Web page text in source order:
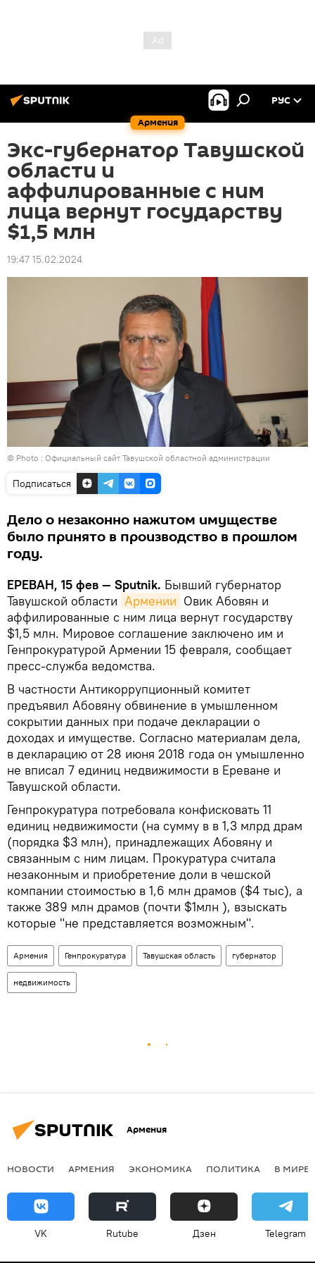
Армения
РУС
Экс-губернатор Тавушской
области и
аффилированные с ним
лица вернут государству
$1,5 млн
19:47 15.02.2024
© Photo : Официальный сайт Тавушской областной администрации
Подписаться
Дело о незаконно нажитом имуществе
было принято в производство в прошлом
году.
ЕРЕВАН, 15 фев — Sputnik. Бывший губернатор
Тавушской области Армении Овик Абовян и
аффилированные с ним лица вернут государству
$1,5 млн. Мировое соглашение заключено им и
Генпрокуратурой Армении 15 февраля, сообщает
пресс-служба ведомства.
В частности Антикоррупционный комитет
предъявил Абовяну обвинение в умышленном
сокрытии данных при подаче декларации о
доходах и имуществе. Согласно материалам дела,
в декларацию от 28 июня 2018 года он умышленно
не вписал 7 единиц недвижимости в Ереване и
Тавушской области.
Генпрокуратура потребовала конфисковать 11
единиц недвижимости (на сумму в в 1,3 млрд драм
(порядка $3 млн), принадлежащих Абовяну и
связанным с ним лицам. Прокуратура считала
незаконным и приобретение доли в чешской
компании стоимостью в 1,6 млн драмов ($4 тыс), а
также 389 млн драмов (почти $1млн ), взыскать
которые "не представляется возможным".
Армения Генпрокуратура Тавушская область губернатор
недвижимость
Армения
НОВОСТИ АРМЕНИЯ ЭКОНОМИКА ПОЛИТИКА В МИРЕ
VK Rutube Дзен Telegram